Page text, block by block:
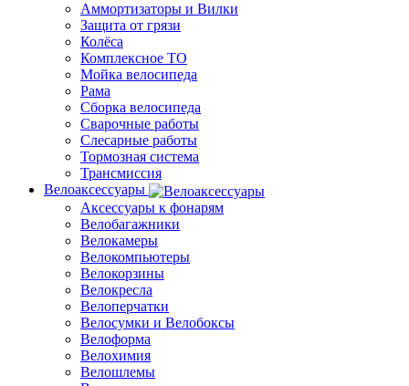
Аммортизаторы и Вилки
Защита от грязи
Колёса
Комплексное ТО
Мойка велосипеда
Рама
Сборка велосипеда
Сварочные работы
Слесарные работы
Тормозная система
Трансмиссия
Велоаксессуары
Аксессуары к фонарям
Велобагажники
Велокамеры
Велокомпьютеры
Велокорзины
Велокресла
Велоперчатки
Велосумки и Велобоксы
Велоформа
Велохимия
Велошлемы